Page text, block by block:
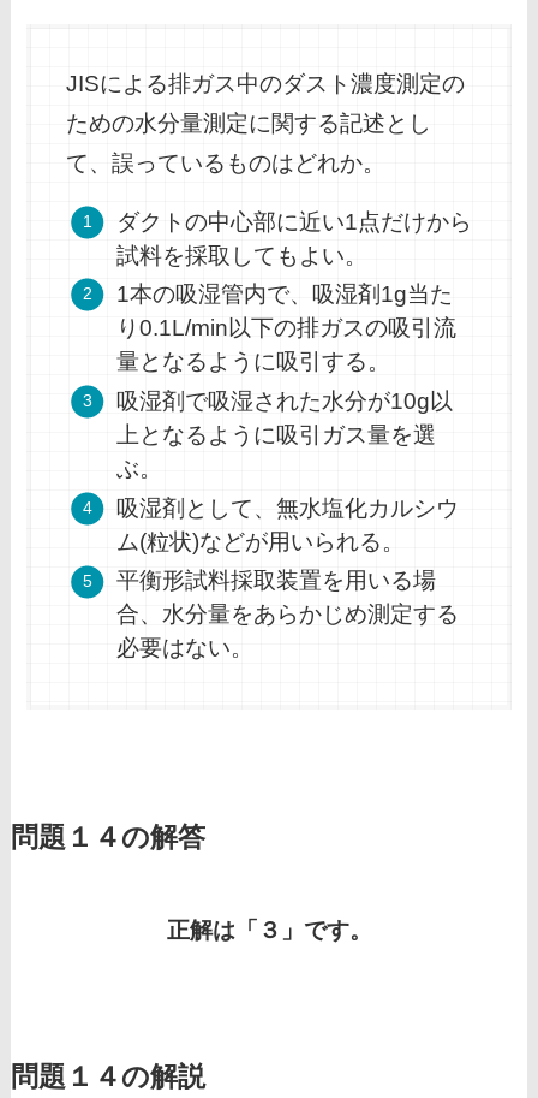
JISによる排ガス中のダスト濃度測定の
ための水分量測定に関する記述とし
て、誤っているものはどれか。
ダクトの中心部に近い1点だけから
試料を採取してもよい。
1本の吸湿管内で、吸湿剤1g当た
り0.1L/min以下の排ガスの吸引流
量となるように吸引する。
吸湿剤で吸湿された水分が10g以
上となるように吸引ガス量を選
ぶ。
吸湿剤として、無水塩化カルシウ
ム(粒状)などが用いられる。
平衡形試料採取装置を用いる場
合、水分量をあらかじめ測定する
必要はない。
問題１４の解答
正解は「３」です。
問題１４の解説